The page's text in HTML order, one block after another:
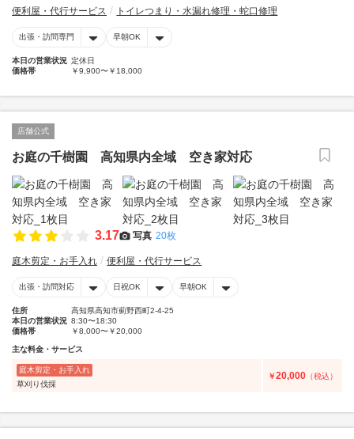
便利屋・代行サービス
トイレつまり・水漏れ修理・蛇口修理
出張・訪問専門 早朝OK
本日の営業状況 定休日
価格帯
￥9,900〜￥18,000
店舗公式
お庭の千樹園 高知県内全域 空き家対応
3.17 写真 20枚
庭木剪定・お手入れ 便利屋・代行サービス
出張・訪問対応 日祝OK 早朝OK
住所
高知県高知市薊野西町2-4-25
本日の営業状況 8:30〜18:30
価格帯
￥8,000〜￥20,000
主な料金・サービス
庭木剪定・お手入れ
草刈り伐採
￥20,000 （税込）